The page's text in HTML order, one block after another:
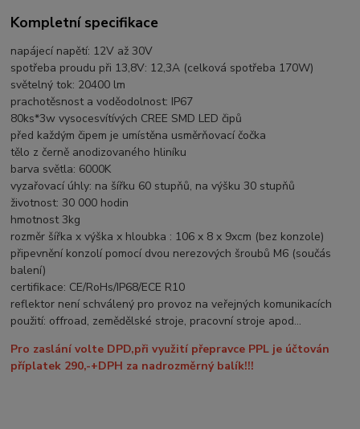
Kompletní specifikace
napájecí napětí: 12V až 30V
spotřeba proudu při 13,8V: 12,3A (celková spotřeba 170W)
světelný tok: 20400 lm
prachotěsnost a voděodolnost: IP67
80ks*3w vysocesvítívých CREE SMD LED čipů
před každým čipem je umístěna usměrňovací čočka
tělo z černě anodizovaného hliníku
barva světla: 6000K
vyzařovací úhly: na šířku 60 stupňů, na výšku 30 stupňů
životnost: 30 000 hodin
hmotnost 3kg
rozměr šířka x výška x hloubka : 106 x 8 x 9xcm (bez konzole)
připevnění konzolí pomocí dvou nerezových šroubů M6 (součás
balení)
certifikace: CE/RoHs/IP68/ECE R10
reflektor není schválený pro provoz na veřejných komunikacích
použití: offroad, zemědělské stroje, pracovní stroje apod...
Pro zaslání volte DPD,při využití přepravce PPL je účtován
příplatek 290,-+DPH za nadrozměrný balík!!!